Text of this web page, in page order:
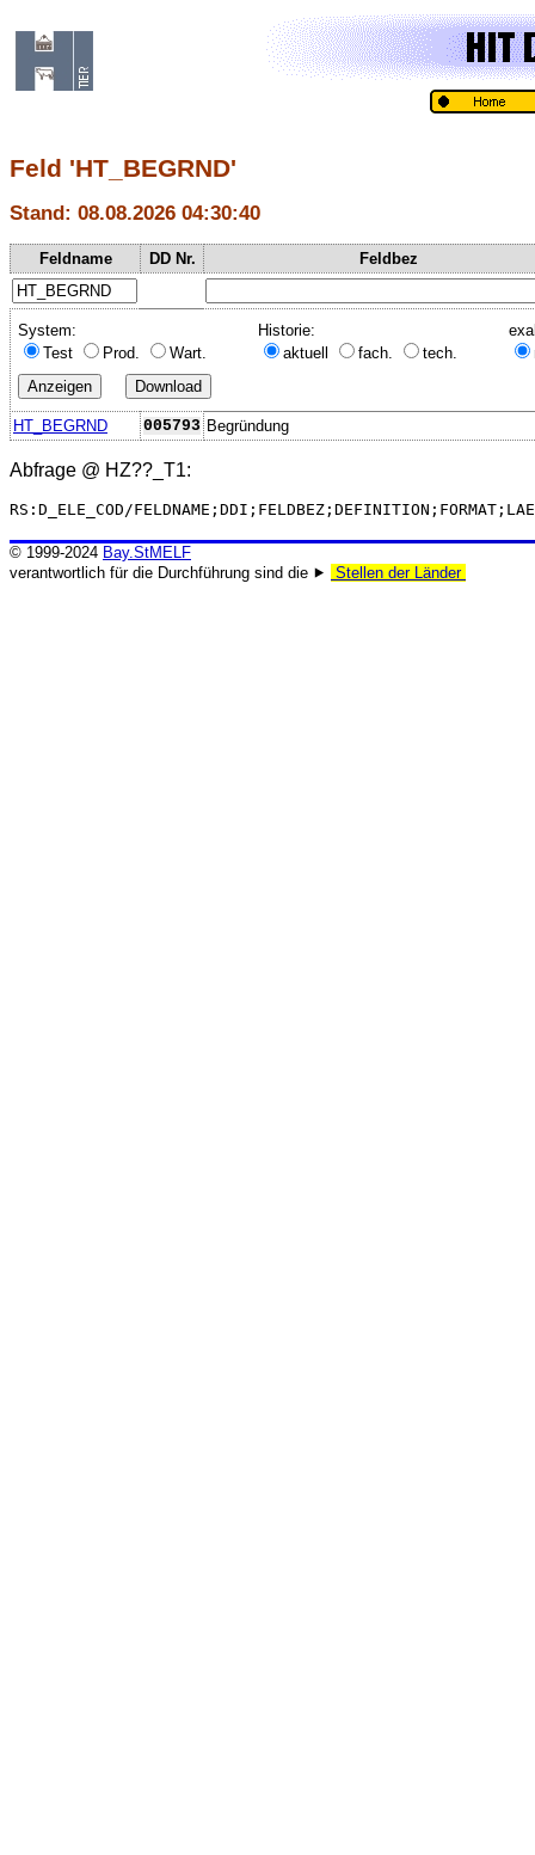
Feld 'HT_BEGRND'
Stand: 08.08.2026 04:30:40
Feldname DD Nr. Feldbez
System:
Test
Prod. Wart.
Historie:
aktuell
fach. tech.
HT_BEGRND 005793 Begründung
Abfrage @ HZ??_T1:
RS:D_ELE_COD/
© 1999-2024 Bay.StMELF
verantwortlich für die Durchführung sind die ⯈
Stellen der Länder